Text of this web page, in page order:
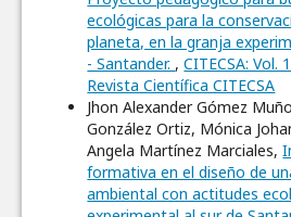
ecológicas para la
planeta, en la granja
- Santander. ,CITECSA: Vol.
Revista Científica CITECSA
Jhon Alexander Gómez
González Ortiz, Mónica
Angela Martínez Marciales,
formativa en el diseño de
ambiental con actitudes